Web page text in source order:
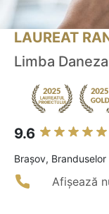
LAUREAT
Limba
9.6
Braşov,
Afișează